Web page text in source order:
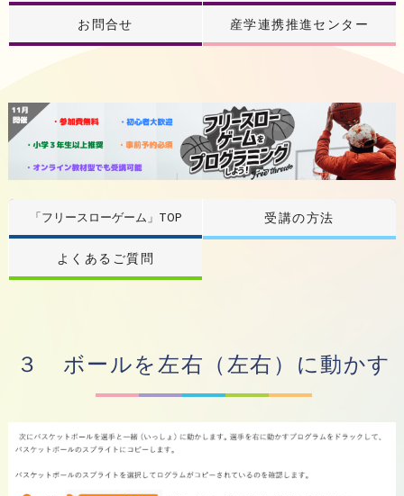
お問合せ 産学連携推進センター
「フリースローゲーム」TOP 受講の方法
よくあるご質問
３ ボールを左右（左右）に動かす